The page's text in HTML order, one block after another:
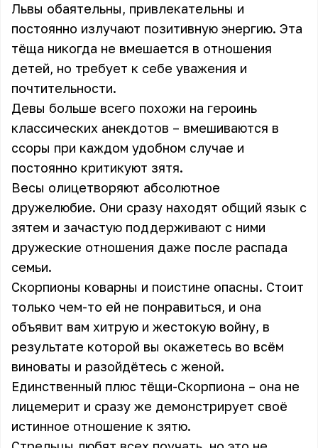
Львы обаятельны, привлекательны и
постоянно излучают позитивную энергию. Эта
тёща никогда не вмешается в отношения
детей, но требует к себе уважения и
почтительности.
Девы больше всего похожи на героинь
классических анекдотов – вмешиваются в
ссоры при каждом удобном случае и
постоянно критикуют зятя.
Весы олицетворяют абсолютное
дружелюбие. Они сразу находят общий язык с
зятем и зачастую поддерживают с ними
дружеские отношения даже после распада
семьи.
Скорпионы коварны и поистине опасны. Стоит
только чем-то ей не понравиться, и она
объявит вам хитрую и жестокую войну, в
результате которой вы окажетесь во всём
виноваты и разойдётесь с женой.
Единственный плюс тёщи-Скорпиона – она не
лицемерит и сразу же демонстрирует своё
истинное отношение к зятю.